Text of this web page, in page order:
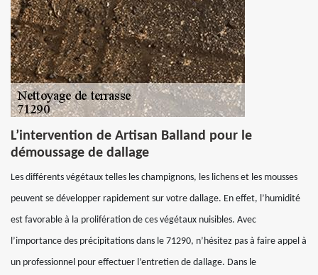
L’intervention de Artisan Balland pour le
démoussage de dallage
Les différents végétaux telles les champignons, les lichens et les mousses
peuvent se développer rapidement sur votre dallage. En effet, l’humidité
est favorable à la prolifération de ces végétaux nuisibles. Avec
l’importance des précipitations dans le 71290, n’hésitez pas à faire appel à
un professionnel pour effectuer l’entretien de dallage. Dans le